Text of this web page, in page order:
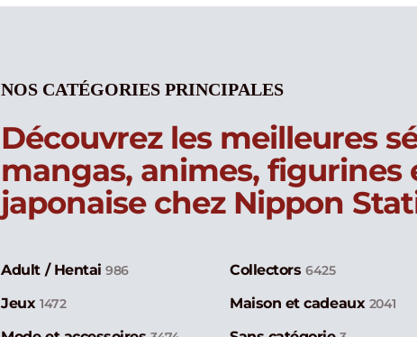
NOS CATÉGORIES PRINCIPALES
Découvrez les meilleures
mangas, animes, figurines
japonaise chez Nippon
Adult / Hentai986 Collectors 6425
Jeux 1472 Maison et cadeaux 2041